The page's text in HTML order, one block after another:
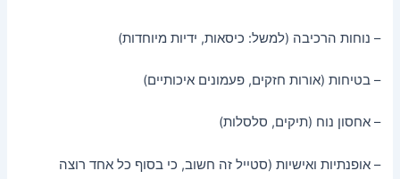
– נוחות הרכיבה (למשל: כיסאות, ידיות מיוחדות)
– בטיחות (אורות חזקים, פעמונים איכותיים)
– אחסון נוח (תיקים, סלסלות)
– אופנתיות ואישיות (סטייל זה חשוב, כי בסוף כל אחד רוצה